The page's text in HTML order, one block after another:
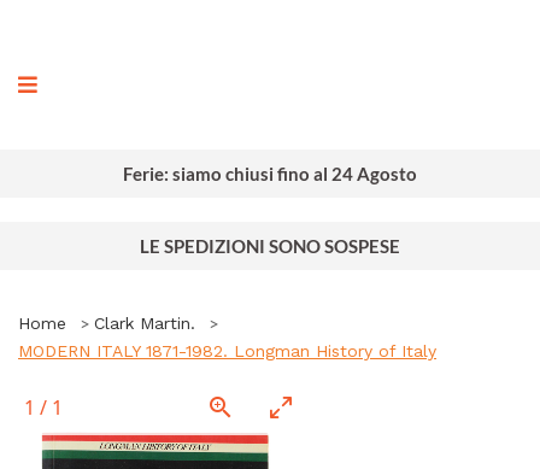
Ferie: siamo chiusi fino al 24 Agosto
LE SPEDIZIONI SONO SOSPESE
Home
Clark Martin.
MODERN ITALY 1871-1982. Longman History of Italy
1 / 1